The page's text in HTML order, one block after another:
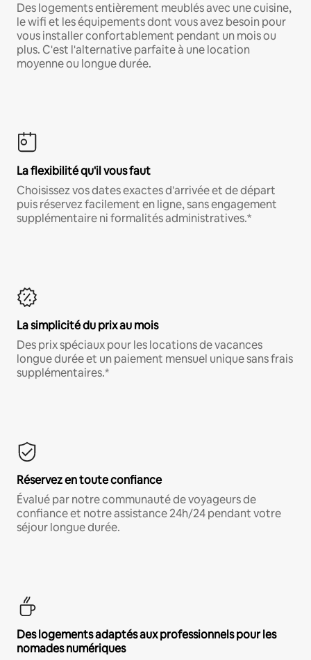
Des logements entièrement meublés avec une cuisine,
le wifi et les équipements dont vous avez besoin pour
vous installer confortablement pendant un mois ou
plus. C'est l'alternative parfaite à une location
moyenne ou longue durée.
La flexibilité qu'il vous faut
Choisissez vos dates exactes d'arrivée et de départ
puis réservez facilement en ligne, sans engagement
supplémentaire ni formalités administratives.*
La simplicité du prix au mois
Des prix spéciaux pour les locations de vacances
longue durée et un paiement mensuel unique sans frais
supplémentaires.*
Réservez en toute confiance
Évalué par notre communauté de voyageurs de
confiance et notre assistance 24h/24 pendant votre
séjour longue durée.
Des logements adaptés aux professionnels pour les
nomades numériques